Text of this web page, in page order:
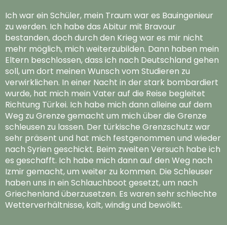
Ich war ein Schüler, mein Traum war es Bauingenieur
zu werden. Ich habe das Abitur mit Bravour
bestanden, doch durch den Krieg war es mir nicht
mehr möglich, mich weiterzubilden. Dann haben mein
Eltern beschlossen, dass ich nach Deutschland gehen
soll, um dort meinen Wunsch vom Studieren zu
verwirklichen. In einer Nacht in der stark bombardiert
wurde, hat mich mein Vater auf die Reise begleitet
Richtung Türkei. Ich habe mich dann alleine auf dem
Weg zu Grenze gemacht um mich über die Grenze
schleusen zu lassen. Der türkische Grenzschutz war
sehr präsent und hat mich festgenommen und wieder
nach Syrien geschickt. Beim zweiten Versuch habe ich
es geschafft. Ich habe mich dann auf den Weg nach
Izmir gemacht, um weiter zu kommen. Die Schleuser
haben uns in ein Schlauchboot gesetzt, um nach
Griechenland überzusetzen. Es waren sehr schlechte
Wetterverhältnisse, kalt, windig und bewölkt.